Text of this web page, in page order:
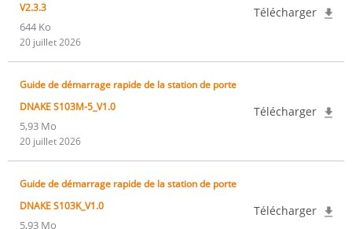
V2.3.3
644 Ko
20 juillet 2026
Télécharger
Guide de démarrage rapide de la station de porte
DNAKE S103M-5_V1.0
5,93 Mo
20 juillet 2026
Télécharger
Guide de démarrage rapide de la station de porte
DNAKE S103K_V1.0
5,93 Mo
Télécharger